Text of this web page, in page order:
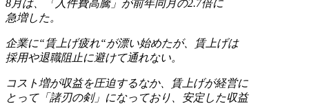
8月は、「人件費高騰」が前年同月の2.7倍に
急増した。
企業に“賃上げ疲れ“が漂い始めたが、賃上げは
採用や退職阻止に避けて通れない。
コスト増が収益を圧迫するなか、賃上げが経営に
とって「諸刃の剣」になっており、安定した収益